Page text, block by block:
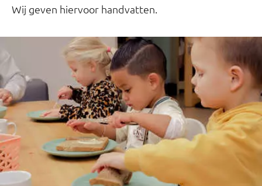
Wij geven hiervoor handvatten.